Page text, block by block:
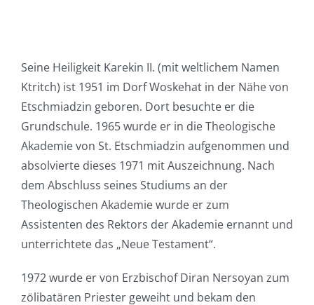
Seine Heiligkeit Karekin II. (mit weltlichem Namen
Ktritch) ist 1951 im Dorf Woskehat in der Nähe von
Etschmiadzin geboren. Dort besuchte er die
Grundschule. 1965 wurde er in die Theologische
Akademie von St. Etschmiadzin aufgenommen und
absolvierte dieses 1971 mit Auszeichnung. Nach
dem Abschluss seines Studiums an der
Theologischen Akademie wurde er zum
Assistenten des Rektors der Akademie ernannt und
unterrichtete das „Neue Testament“.
1972 wurde er von Erzbischof Diran Nersoyan zum
zölibatären Priester geweiht und bekam den